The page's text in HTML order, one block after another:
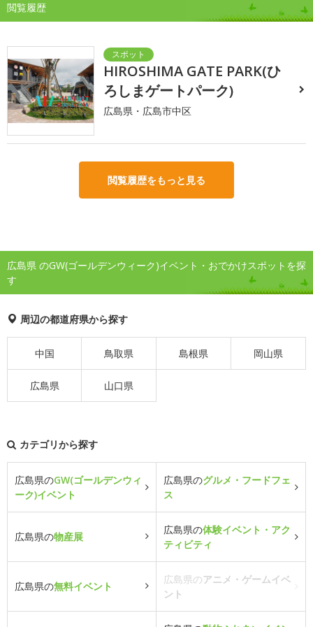
閲覧履歴
HIROSHIMA GATE PARK(ひ
ろしまゲートパーク)
広島県・広島市中区
閲覧履歴をもっと見る
広島県 のGW(ゴールデンウィーク)イベント・おでかけスポットを探
す
周辺の都道府県から探す
中国 鳥取県 島根県 岡山県
広島県 山口県
カテゴリから探す
広島県のGW(ゴールデンウィ
ーク)イベント
広島県のグルメ・フードフェ
ス
広島県の物産展
広島県の体験イベント・アク
ティビティ
広島県の無料イベント
広島県のアニメ・ゲームイベ
ント